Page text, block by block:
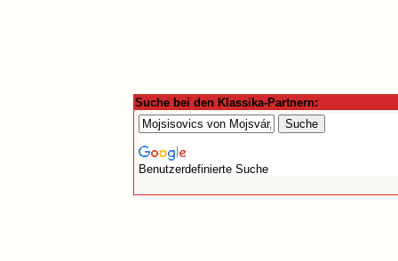
Suche bei den Klassika-Partnern:
Benutzerdefinierte Suche